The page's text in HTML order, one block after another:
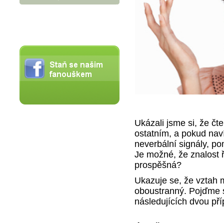
Ukázali jsme si, že
ostatním, a pokud
neverbální signály,
Je možné, že znalost
prospěšná?
Ukazuje se, že vztah
oboustranný. Pojďme
následujících dvou